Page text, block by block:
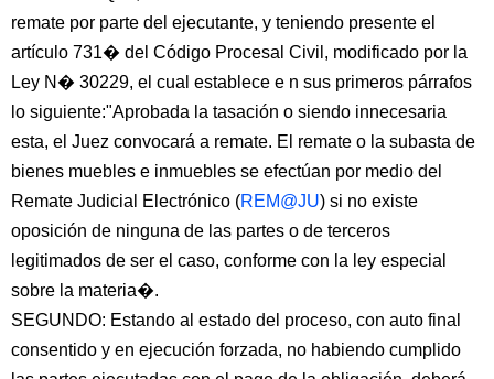
remate por parte del ejecutante, y teniendo presente el
artículo 731� del Código Procesal Civil, modificado por la
Ley N� 30229, el cual establece e n sus primeros párrafos
lo siguiente:"Aprobada la tasación o siendo innecesaria
esta, el Juez convocará a remate. El remate o la subasta de
bienes muebles e inmuebles se efectúan por medio del
Remate Judicial Electrónico (REM@JU) si no existe
oposición de ninguna de las partes o de terceros
legitimados de ser el caso, conforme con la ley especial
sobre la materia�.
SEGUNDO: Estando al estado del proceso, con auto final
consentido y en ejecución forzada, no habiendo cumplido